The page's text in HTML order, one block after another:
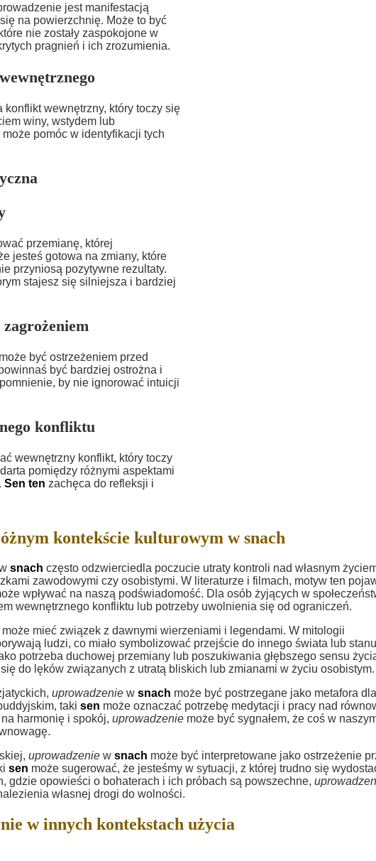
jest manifestacją
na powierzchnię. Może to być
nie zostały zaspokojone w
pragnień i ich zrozumienia.
wewnętrzny, który toczy się
winy, wstydem lub
może pomóc w identyfikacji tych
przemianę, której
jesteś gotowa na zmiany, które
przyniosą pozytywne rezultaty.
stajesz się silniejsza i bardziej
być ostrzeżeniem przed
być bardziej ostrożna i
by nie ignorować intuicji
konfliktu
wewnętrzny konflikt, który toczy
pomiędzy różnymi aspektami
Sen ten zachęca do refleksji i
kontekście kulturowym w snach
snach często odzwierciedla poczucie utraty kontroli nad własnym
zawodowymi czy osobistymi. W literaturze i filmach, motyw ten
wpływać na naszą podświadomość. Dla osób żyjących w
wewnętrznego konfliktu lub potrzeby uwolnienia się od ograniczeń.
może mieć związek z dawnymi wierzeniami i legendami. W mitologii
ludzi, co miało symbolizować przejście do innego świata lub stanu
potrzeba duchowej przemiany lub poszukiwania głębszego sensu
do lęków związanych z utratą bliskich lub zmianami w życiu osobistym.
uprowadzenie w snach może być postrzegane jako metafora dla
taki sen może oznaczać potrzebę medytacji i pracy nad
harmonię i spokój, uprowadzenie może być sygnałem, że coś w
uprowadzenie w snach może być interpretowane jako ostrzeżenie
sen może sugerować, że jesteśmy w sytuacji, z której trudno się
gdzie opowieści o bohaterach i ich próbach są powszechne,
własnej drogi do wolności.
w innych kontekstach użycia